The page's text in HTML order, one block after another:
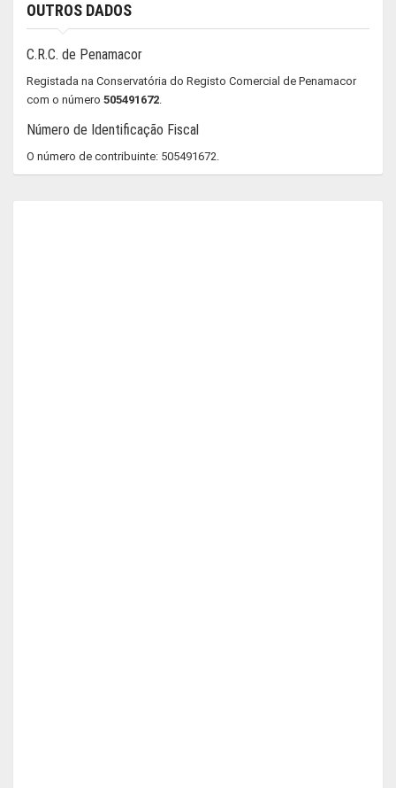
OUTROS DADOS
C.R.C. de Penamacor
Registada na Conservatória do Registo Comercial de Penamacor
com o número 505491672.
Número de Identificação Fiscal
O número de contribuinte: 505491672.